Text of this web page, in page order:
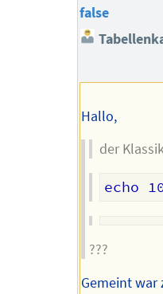
false
Hallo,
der
???
Gemeint war